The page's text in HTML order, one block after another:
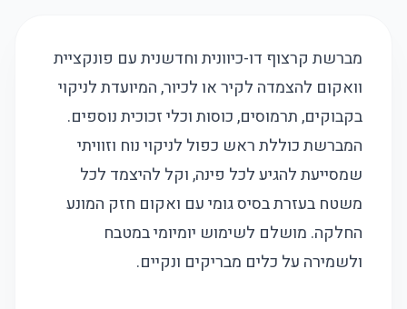
מברשת קרצוף דו-כיוונית וחדשנית עם פונקציית
וואקום להצמדה לקיר או לכיור, המיועדת לניקוי
בקבוקים, תרמוסים, כוסות וכלי זכוכית נוספים.
המברשת כוללת ראש כפול לניקוי נוח וזוויתי
שמסייעת להגיע לכל פינה, וקל להיצמד לכל
משטח בעזרת בסיס גומי עם ואקום חזק המונע
החלקה. מושלם לשימוש יומיומי במטבח
ולשמירה על כלים מבריקים ונקיים.